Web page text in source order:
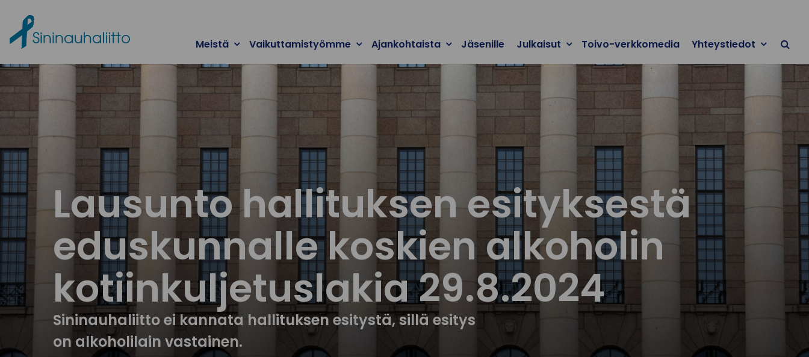
Meistä Vaikuttamistyömme Ajankohtaista Jäsenille Julkaisut Toivo-verkkomedia Yhteystiedot
Lausunto hallituksen esityksestä
eduskunnalle koskien alkoholin
kotiinkuljetuslakia 29.8.2024
Sininauhaliitto ei kannata hallituksen esitystä, sillä esitys
on alkoholilain vastainen.